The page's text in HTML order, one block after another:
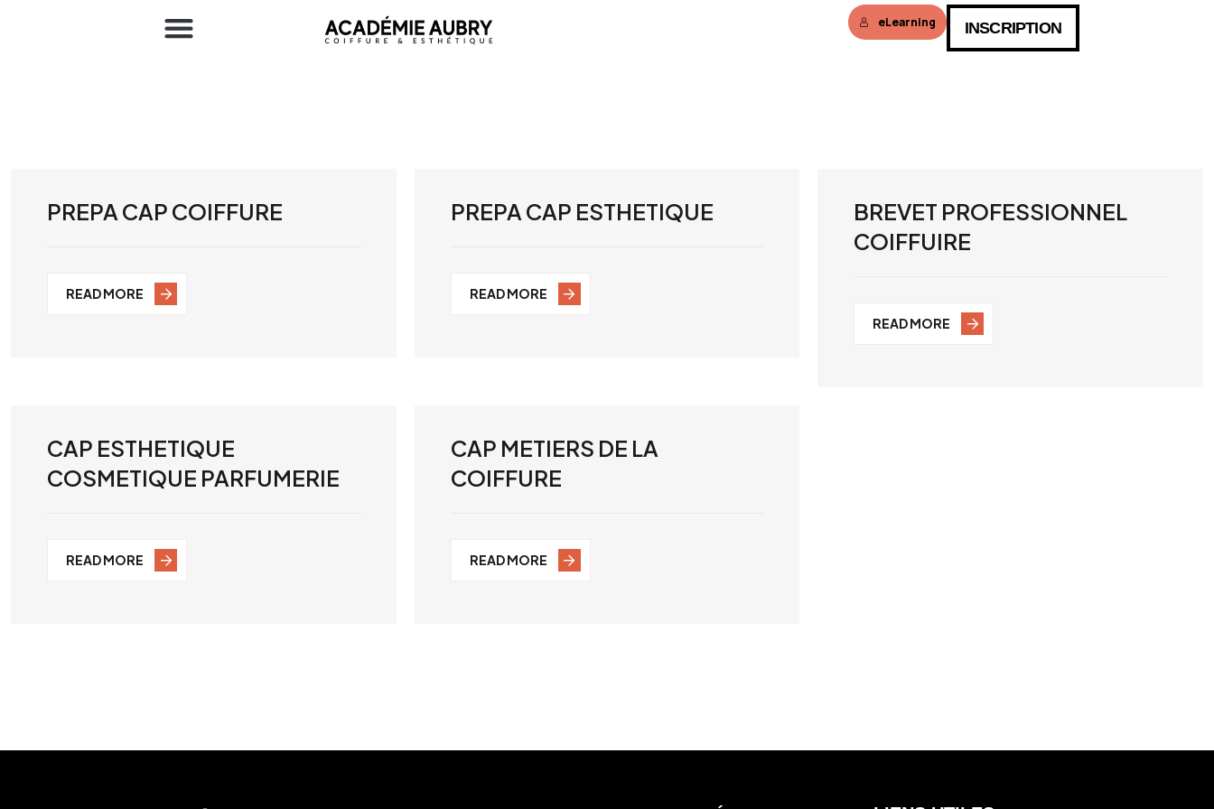
eLearning INSCRIPTION
PREPA CAP COIFFURE
READ MORE
PREPA CAP ESTHETIQUE
READ MORE
BREVET PROFESSIONNEL
COIFFUIRE
READ MORE
CAP ESTHETIQUE
COSMETIQUE PARFUMERIE
READ MORE
CAP METIERS DE LA
COIFFURE
READ MORE